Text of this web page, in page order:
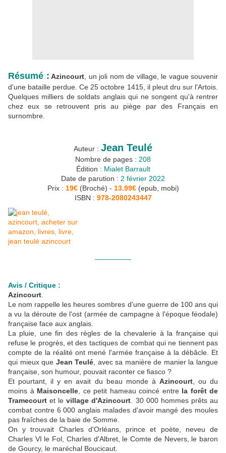
Résumé : Azincourt , un joli nom de village, le vague souvenir
d'une bataille perdue. Ce 25 octobre 1415, il pleut dru sur l'Artois.
Quelques milliers de soldats anglais qui ne songent qu'à rentrer
chez eux se retrouvent pris au piège par des Français en
surnombre.
Auteur : Jean Teulé
Nombre de pages : 208
Édition : Mialet Barrault
Date de parution : 2 février 2022
Prix : 19€(Broché) - 13.99€(epub, mobi)
ISBN : 978-2080243447
Avis / Critique :
Azincourt
Le nom rappelle les heures sombres d'une guerre de 100 ans qui
a vu la déroute de l'ost (armée de campagne à l'époque féodale)
française face aux anglais.
La pluie, une fin des règles de la chevalerie à la française qui
refuse le progrès, et des tactiques de combat qui ne tiennent pas
compte de la réalité ont mené l'armée française à la débâcle. Et
qui mieux que Jean Teulé , avec sa manière de manier la langue
française, son humour, pouvait raconter ce fiasco ?
Et pourtant, il y en avait du beau monde à Azincourt, ou du
moins à Maisoncelle , ce petit hameau coincé entre la forêt de
Tramecourt et levillage d'Azincourt . 30 000 hommes prêts au
combat contre 6 000 anglais malades d'avoir mangé des moules
pas fraîches de la baie de Somme.
On y trouvait Charles d'Orléans, prince et poète, neveu de
Charles VI le Fol, Charles d'Albret, le Comte de Nevers, le baron
de Gourcy, le maréchal Boucicaut.